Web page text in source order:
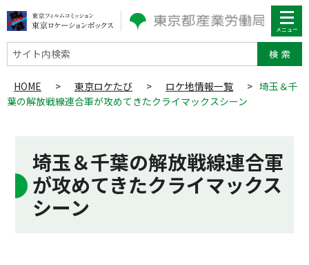
サイト内検索
HOME > 東京ロケたび > ロケ地情報一覧 > 埼玉＆千
葉の解放戦線連合軍が攻めてきたクライマックスシーン
埼玉＆千葉の解放戦線連合軍
が攻めてきたクライマックス
シーン